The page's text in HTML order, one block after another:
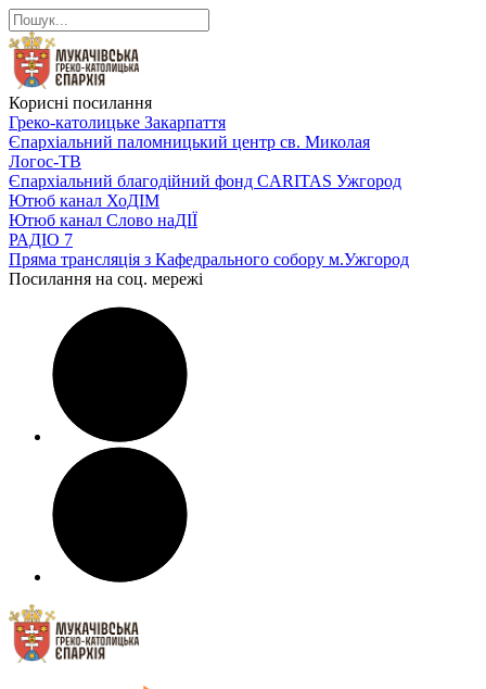
Корисні посилання
Греко-католицьке Закарпаття
Єпархіальний паломницький центр св. Миколая
Логос-ТВ
Єпархіальний благодійний фонд CARITAS Ужгород
Ютюб канал ХоДІМ
Ютюб канал Слово наДІЇ
РАДІО 7
Пряма трансляція з Кафедрального собору м.Ужгород
Посилання на соц. мережі